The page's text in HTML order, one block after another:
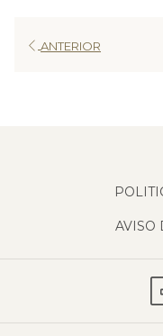
ANTERIOR
AVISO